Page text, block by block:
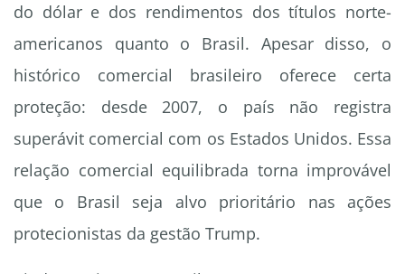
do dólar e dos rendimentos dos títulos norte-
americanos quanto o Brasil. Apesar disso, o
histórico comercial brasileiro oferece certa
proteção: desde 2007, o país não registra
superávit comercial com os Estados Unidos. Essa
relação comercial equilibrada torna improvável
que o Brasil seja alvo prioritário nas ações
protecionistas da gestão Trump.